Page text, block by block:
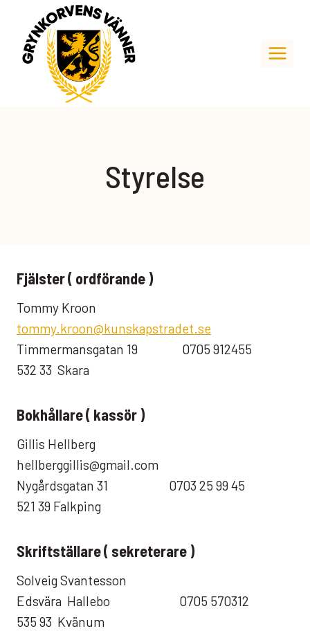
content
Styrelse
Fjälster ( ordförande )
Tommy Kroon
tommy.kroon@kunskapstradet.se
Timmermansgatan 19 0705 912455
532 33 Skara
Bokhållare ( kassör )
Gillis Hellberg
hellberggillis@gmail.com
Nygårdsgatan 31 0703 25 99 45
521 39 Falkping
Skriftställare ( sekreterare )
Solveig Svantesson
Edsvära Hallebo 0705 570312
535 93 Kvänum